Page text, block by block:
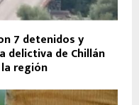
7 detenidos y
delictiva de Chillán
región